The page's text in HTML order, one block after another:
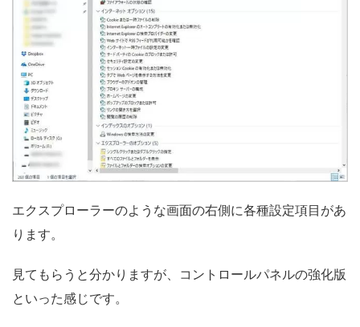
エクスプローラーのような画面の右側に各種設定項目があ
ります。
見てもらうと分かりますが、コントロールパネルの強化版
といった感じです。